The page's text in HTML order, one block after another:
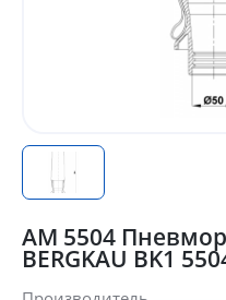
AM 5504
BERGKAU BK1